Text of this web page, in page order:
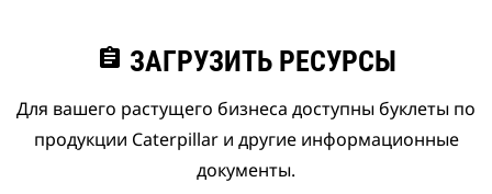
assignment ЗАГРУЗИТЬ РЕСУРСЫ
Для вашего растущего бизнеса доступны буклеты по
продукции Caterpillar и другие информационные
документы.